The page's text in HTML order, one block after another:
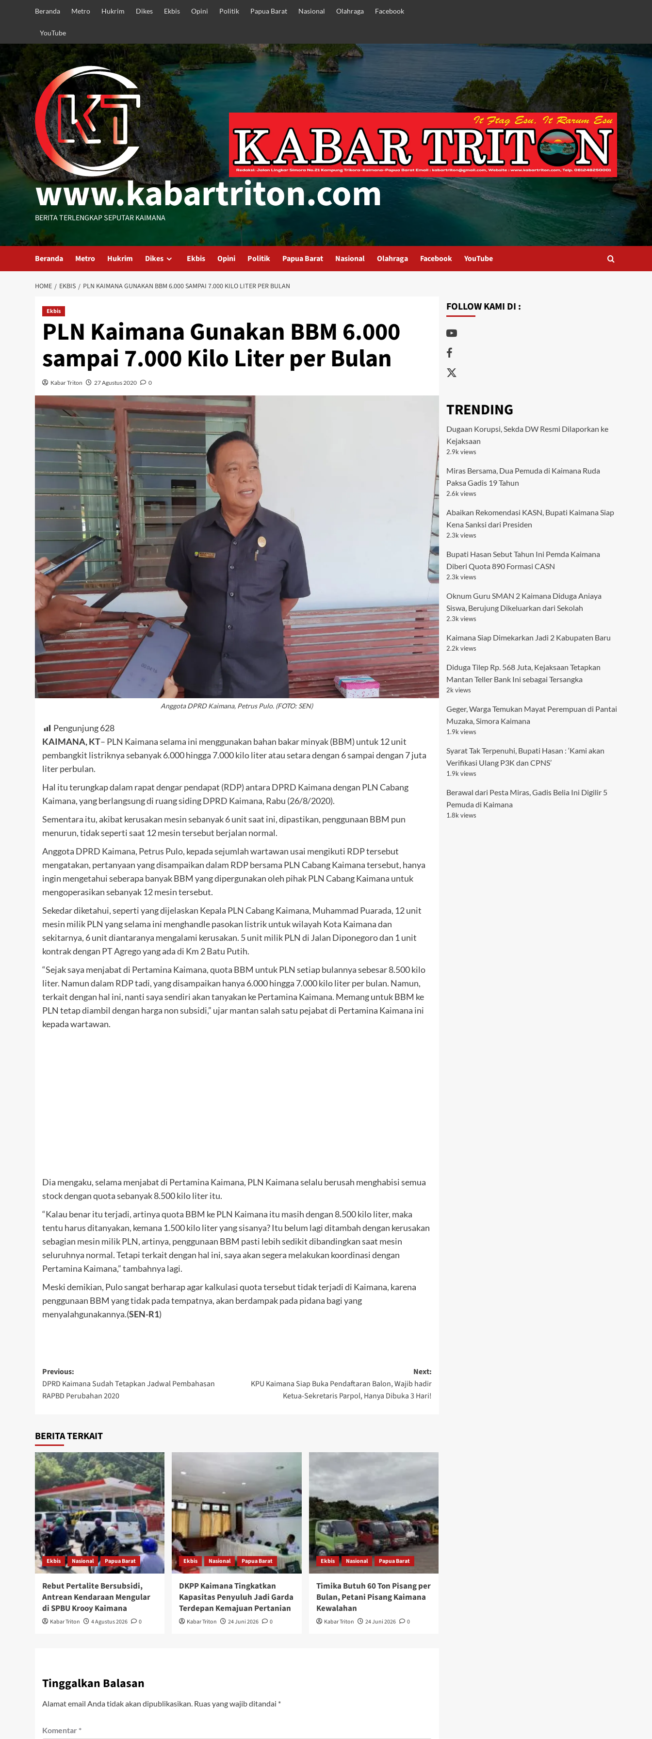
Beranda Metro Hukrim Dikes Ekbis Opini Politik Papua Barat Nasional Olahraga Facebook
YouTube
www.kabartriton.com
BERITA TERLENGKAP SEPUTAR KAIMANA
Beranda Metro Hukrim Dikes Ekbis Opini Politik Papua Barat Nasional Olahraga Facebook YouTube
HOME EKBIS PLN KAIMANA GUNAKAN BBM 6.000 SAMPAI 7.000 KILO LITER PER BULAN
Ekbis
PLN Kaimana Gunakan BBM 6.000
sampai 7.000 Kilo Liter per Bulan
Kabar Triton 27 Agustus 2020 0
Anggota DPRD Kaimana, Petrus Pulo. (FOTO: SEN)
Pengunjung628
KAIMANA, KT– PLN Kaimana selama ini menggunakan bahan bakar minyak (BBM) untuk 12 unit
pembangkit listriknya sebanyak 6.000 hingga 7.000 kilo liter atau setara dengan 6 sampai dengan 7 juta
liter perbulan.
Hal itu terungkap dalam rapat dengar pendapat (RDP) antara DPRD Kaimana dengan PLN Cabang
Kaimana, yang berlangsung di ruang siding DPRD Kaimana, Rabu (26/8/2020).
Sementara itu, akibat kerusakan mesin sebanyak 6 unit saat ini, dipastikan, penggunaan BBM pun
menurun, tidak seperti saat 12 mesin tersebut berjalan normal.
Anggota DPRD Kaimana, Petrus Pulo, kepada sejumlah wartawan usai mengikuti RDP tersebut
mengatakan, pertanyaan yang disampaikan dalam RDP bersama PLN Cabang Kaimana tersebut, hanya
ingin mengetahui seberapa banyak BBM yang dipergunakan oleh pihak PLN Cabang Kaimana untuk
mengoperasikan sebanyak 12 mesin tersebut.
Sekedar diketahui, seperti yang dijelaskan Kepala PLN Cabang Kaimana, Muhammad Puarada, 12 unit
mesin milik PLN yang selama ini menghandle pasokan listrik untuk wilayah Kota Kaimana dan
sekitarnya, 6 unit diantaranya mengalami kerusakan. 5 unit milik PLN di Jalan Diponegoro dan 1 unit
kontrak dengan PT Agrego yang ada di Km 2 Batu Putih.
“Sejak saya menjabat di Pertamina Kaimana, quota BBM untuk PLN setiap bulannya sebesar 8.500 kilo
liter. Namun dalam RDP tadi, yang disampaikan hanya 6.000 hingga 7.000 kilo liter per bulan. Namun,
terkait dengan hal ini, nanti saya sendiri akan tanyakan ke Pertamina Kaimana. Memang untuk BBM ke
PLN tetap diambil dengan harga non subsidi,” ujar mantan salah satu pejabat di Pertamina Kaimana ini
kepada wartawan.
Dia mengaku, selama menjabat di Pertamina Kaimana, PLN Kaimana selalu berusah menghabisi semua
stock dengan quota sebanyak 8.500 kilo liter itu.
“Kalau benar itu terjadi, artinya quota BBM ke PLN Kaimana itu masih dengan 8.500 kilo liter, maka
tentu harus ditanyakan, kemana 1.500 kilo liter yang sisanya? Itu belum lagi ditambah dengan kerusakan
sebagian mesin milik PLN, artinya, penggunaan BBM pasti lebih sedikit dibandingkan saat mesin
seluruhnya normal. Tetapi terkait dengan hal ini, saya akan segera melakukan koordinasi dengan
Pertamina Kaimana,” tambahnya lagi.
Meski demikian, Pulo sangat berharap agar kalkulasi quota tersebut tidak terjadi di Kaimana, karena
penggunaan BBM yang tidak pada tempatnya, akan berdampak pada pidana bagi yang
menyalahgunakannya.(SEN-R1)
Post
navigation
Previous:
DPRD Kaimana Sudah Tetapkan Jadwal Pembahasan
RAPBD Perubahan 2020
Next:
KPU Kaimana Siap Buka Pendaftaran Balon, Wajib hadir
Ketua-Sekretaris Parpol, Hanya Dibuka 3 Hari!
BERITA TERKAIT
Ekbis Nasional Papua Barat
Rebut Pertalite Bersubsidi,
Antrean Kendaraan Mengular
di SPBU Krooy Kaimana
Kabar Triton 4 Agustus 2026 0
Ekbis Nasional Papua Barat
DKPP Kaimana Tingkatkan
Kapasitas Penyuluh Jadi Garda
Terdepan Kemajuan Pertanian
Kabar Triton 24 Juni 2026 0
Ekbis Nasional Papua Barat
Timika Butuh 60 Ton Pisang per
Bulan, Petani Pisang Kaimana
Kewalahan
Kabar Triton 24 Juni 2026 0
Tinggalkan Balasan
Alamat email Anda tidak akan dipublikasikan. Ruas yang wajib ditandai *
Komentar *
FOLLOW KAMI DI :
Youtube
Facebook
Twitter
TRENDING
Dugaan Korupsi, Sekda DW Resmi Dilaporkan ke
Kejaksaan
2.9k views
Miras Bersama, Dua Pemuda di Kaimana Ruda
Paksa Gadis 19 Tahun
2.6k views
Abaikan Rekomendasi KASN, Bupati Kaimana Siap
Kena Sanksi dari Presiden
2.3k views
Bupati Hasan Sebut Tahun Ini Pemda Kaimana
Diberi Quota 890 Formasi CASN
2.3k views
Oknum Guru SMAN 2 Kaimana Diduga Aniaya
Siswa, Berujung Dikeluarkan dari Sekolah
2.3k views
Kaimana Siap Dimekarkan Jadi 2 Kabupaten Baru
2.2k views
Diduga Tilep Rp. 568 Juta, Kejaksaan Tetapkan
Mantan Teller Bank Ini sebagai Tersangka
2k views
Geger, Warga Temukan Mayat Perempuan di Pantai
Muzaka, Simora Kaimana
1.9k views
Syarat Tak Terpenuhi, Bupati Hasan : ‘Kami akan
Verifikasi Ulang P3K dan CPNS’
1.9k views
Berawal dari Pesta Miras, Gadis Belia Ini Digilir 5
Pemuda di Kaimana
1.8k views